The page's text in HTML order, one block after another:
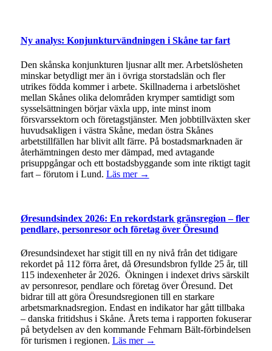
Ny analys: Konjunkturvändningen i Skåne tar fart
Den skånska konjunkturen ljusnar allt mer. Arbetslösheten
minskar betydligt mer än i övriga storstadslän och fler
utrikes födda kommer i arbete. Skillnaderna i arbetslöshet
mellan Skånes olika delområden krymper samtidigt som
sysselsättningen börjar växla upp, inte minst inom
försvarssektorn och företagstjänster. Men jobbtillväxten sker
huvudsakligen i västra Skåne, medan östra Skånes
arbetstillfällen har blivit allt färre. På bostadsmarknaden är
återhämtningen desto mer dämpad, med avtagande
prisuppgångar och ett bostadsbyggande som inte riktigt tagit
fart – förutom i Lund. Läs mer →
Øresundsindex 2026: En rekordstark gränsregion – fler
pendlare, personresor och företag över Öresund
Øresundsindexet har stigit till en ny nivå från det tidigare
rekordet på 112 förra året, då Øresundsbron fyllde 25 år, till
115 indexenheter år 2026. Ökningen i indexet drivs särskilt
av personresor, pendlare och företag över Öresund. Det
bidrar till att göra Öresundsregionen till en starkare
arbetsmarknadsregion. Endast en indikator har gått tillbaka
– danska fritidshus i Skåne. Årets tema i rapporten fokuserar
på betydelsen av den kommande Fehmarn Bält-förbindelsen
för turismen i regionen. Läs mer →